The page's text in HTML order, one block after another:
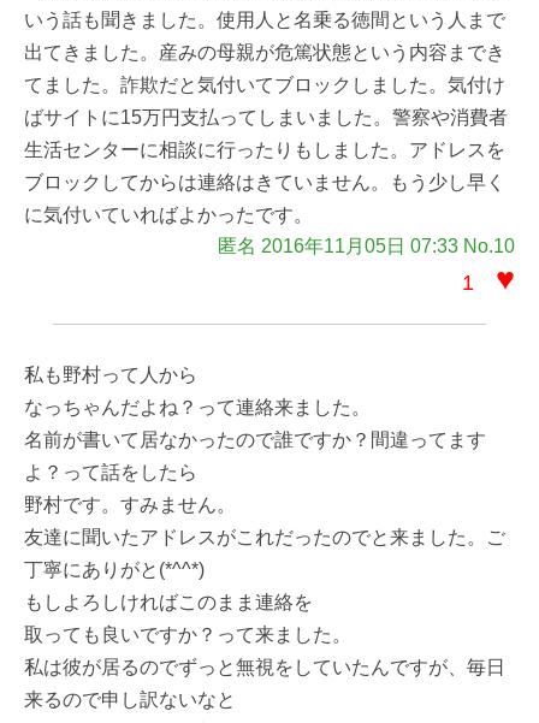
いう話も聞きました。使用人と名乗る徳間という人まで
出てきました。産みの母親が危篤状態という内容までき
てました。詐欺だと気付いてブロックしました。気付け
ばサイトに15万円支払ってしまいました。警察や消費者
生活センターに相談に行ったりもしました。アドレスを
ブロックしてからは連絡はきていません。もう少し早く
に気付いていればよかったです。
匿名 2016年11月05日 07:33 No.10
1 ♥
私も野村って人から
なっちゃんだよね？って連絡来ました。
名前が書いて居なかったので誰ですか？間違ってます
よ？って話をしたら
野村です。すみません。
友達に聞いたアドレスがこれだったのでと来ました。ご
丁寧にありがと(*^^*)
もしよろしければこのまま連絡を
取っても良いですか？って来ました。
私は彼が居るのでずっと無視をしていたんですが、毎日
来るので申し訳ないなと